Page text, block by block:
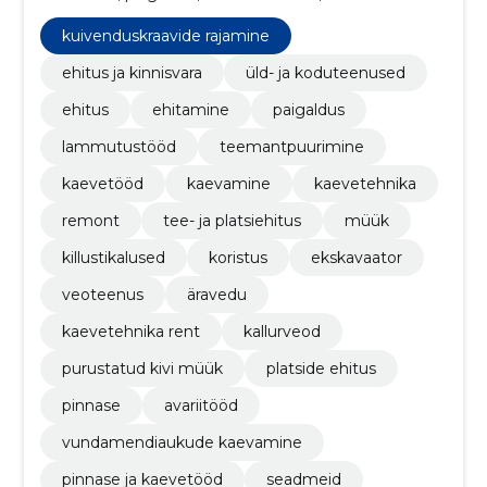
teemantpuurimine, kaevetööd, kaevamine,
kaevetehnika
kuivenduskraavide rajamine
ehitus ja kinnisvara
üld- ja koduteenused
ehitus
ehitamine
paigaldus
lammutustööd
teemantpuurimine
kaevetööd
kaevamine
kaevetehnika
remont
tee- ja platsiehitus
müük
killustikalused
koristus
ekskavaator
veoteenus
äravedu
kaevetehnika rent
kallurveod
purustatud kivi müük
platside ehitus
pinnase
avariitööd
vundamendiaukude kaevamine
pinnase ja kaevetööd
seadmeid